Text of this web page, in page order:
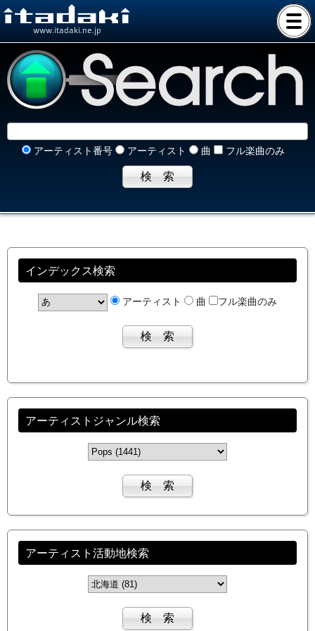
www.itadaki.ne.jp
アーティスト番号 アーティスト 曲 フル楽曲のみ
インデックス検索
アーティスト 曲 フル楽曲のみ
アーティストジャンル検索
アーティスト活動地検索